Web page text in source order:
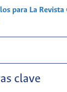
para La
clave